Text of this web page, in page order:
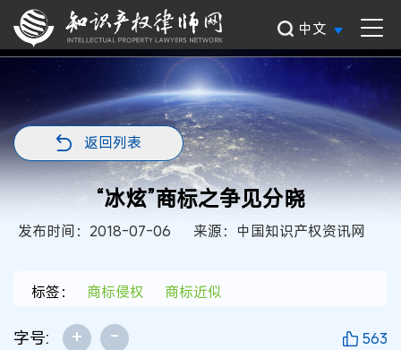
中文
返回列表
“冰炫”商标之争见分晓
发布时间：2018-07-06 来源：中国知识产权资讯网
标签： 商标侵权 商标近似
字号: + - 563